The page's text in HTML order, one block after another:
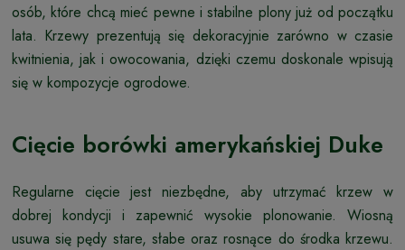
osób, które chcą mieć pewne i stabilne plony już od początku
lata. Krzewy prezentują się dekoracyjnie zarówno w czasie
kwitnienia, jak i owocowania, dzięki czemu doskonale wpisują
się w kompozycje ogrodowe.
Cięcie borówki amerykańskiej Duke
Regularne cięcie jest niezbędne, aby utrzymać krzew w
dobrej kondycji i zapewnić wysokie plonowanie. Wiosną
usuwa się pędy stare, słabe oraz rosnące do środka krzewu.